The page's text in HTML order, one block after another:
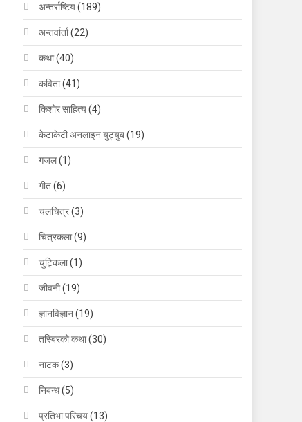
अन्तर्राष्टिय(189)
अन्तर्वार्ता(22)
कथा(40)
कविता(41)
किशोर साहित्य(4)
केटाकेटी अनलाइन युट्युब(19)
गजल(1)
गीत(6)
चलचित्र(3)
चित्रकला(9)
चुट्किला(1)
जीवनी(19)
ज्ञानविज्ञान(19)
तस्बिरको कथा(30)
नाटक(3)
निबन्ध(5)
प्रतिभा परिचय(13)